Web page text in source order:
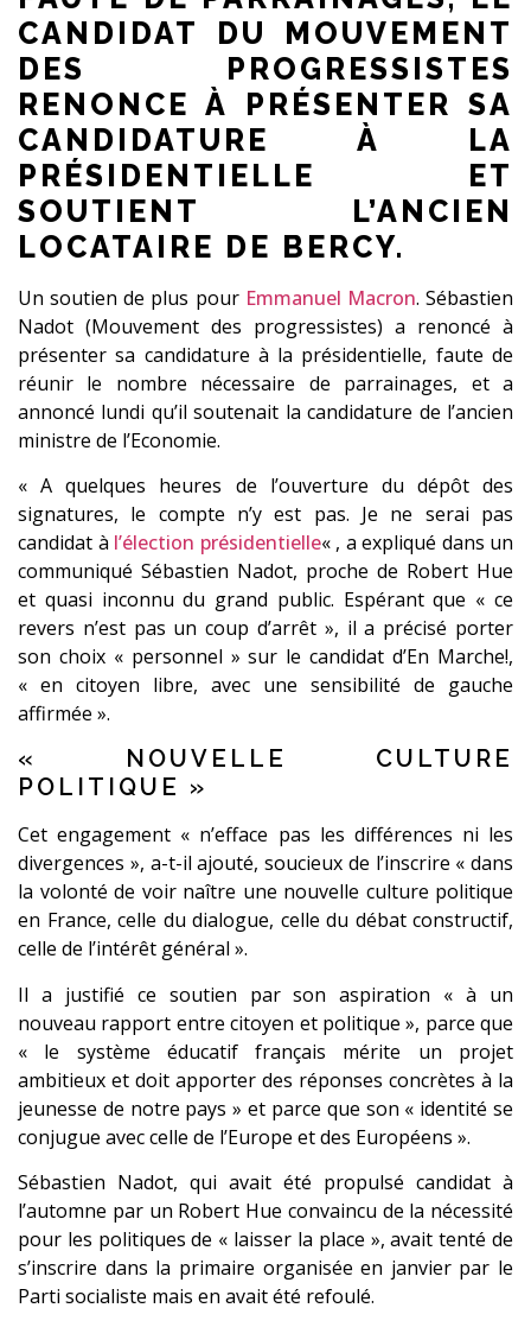
CANDIDAT DU MOUVEMENT
DES PROGRESSISTES
RENONCE À PRÉSENTER SA
CANDIDATURE À LA
PRÉSIDENTIELLE ET
SOUTIENT L’ANCIEN
LOCATAIRE DE BERCY.
Un soutien de plus pour Emmanuel Macron. Sébastien
Nadot (Mouvement des progressistes) a renoncé à
présenter sa candidature à la présidentielle, faute de
réunir le nombre nécessaire de parrainages, et a
annoncé lundi qu’il soutenait la candidature de l’ancien
ministre de l’Economie.
« A quelques heures de l’ouverture du dépôt des
signatures, le compte n’y est pas. Je ne serai pas
candidat à l’élection présidentielle« , a expliqué dans un
communiqué Sébastien Nadot, proche de Robert Hue
et quasi inconnu du grand public. Espérant que « ce
revers n’est pas un coup d’arrêt », il a précisé porter
son choix « personnel » sur le candidat d’En Marche!,
« en citoyen libre, avec une sensibilité de gauche
affirmée ».
« NOUVELLE CULTURE
POLITIQUE »
Cet engagement « n’efface pas les différences ni les
divergences », a-t-il ajouté, soucieux de l’inscrire « dans
la volonté de voir naître une nouvelle culture politique
en France, celle du dialogue, celle du débat constructif,
celle de l’intérêt général ».
Il a justifié ce soutien par son aspiration « à un
nouveau rapport entre citoyen et politique », parce que
« le système éducatif français mérite un projet
ambitieux et doit apporter des réponses concrètes à la
jeunesse de notre pays » et parce que son « identité se
conjugue avec celle de l’Europe et des Européens ».
Sébastien Nadot, qui avait été propulsé candidat à
l’automne par un Robert Hue convaincu de la nécessité
pour les politiques de « laisser la place », avait tenté de
s’inscrire dans la primaire organisée en janvier par le
Parti socialiste mais en avait été refoulé.